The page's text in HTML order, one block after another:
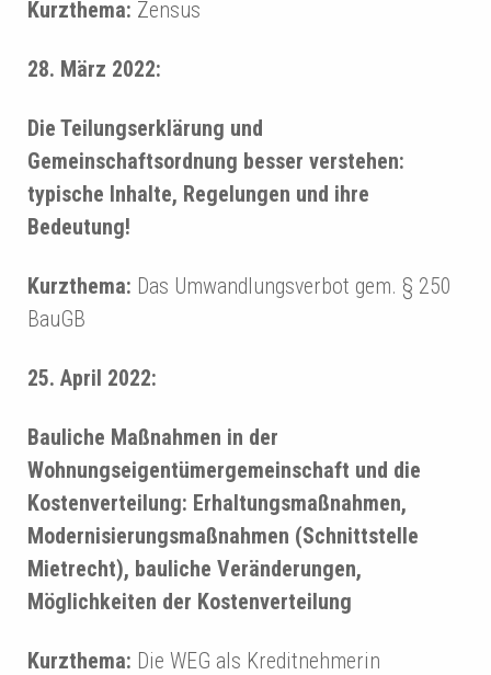
Kurzthema: Zensus
28. März 2022:
Die Teilungserklärung und
Gemeinschaftsordnung besser verstehen:
typische Inhalte, Regelungen und ihre
Bedeutung!
Kurzthema: Das Umwandlungsverbot gem. § 250
BauGB
25. April 2022:
Bauliche Maßnahmen in der
Wohnungseigentümergemeinschaft und die
Kostenverteilung: Erhaltungsmaßnahmen,
Modernisierungsmaßnahmen (Schnittstelle
Mietrecht), bauliche Veränderungen,
Möglichkeiten der Kostenverteilung
Kurzthema: Die WEG als Kreditnehmerin